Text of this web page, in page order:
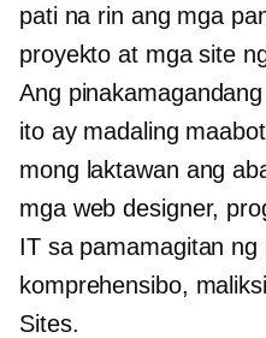
pati na rin ang mga
proyekto at mga site
Ang
ito ay madaling
mong laktawan ang
mga web designer,
IT sa pamamagitan ng
komprehensibo,
Sites.